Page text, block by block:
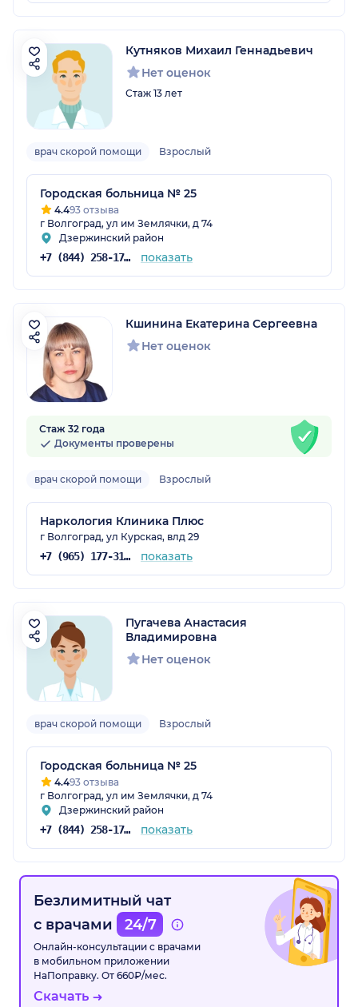
Кутняков Михаил Геннадьевич
Нет оценок
Стаж 13 лет
врач скорой помощи Взрослый
Городская больница № 25
4.493 отзыва
г Волгоград, ул им Землячки, д 74
Дзержинский район
+7 (844) 258-17-82 показать
Кшинина Екатерина Сергеевна
Нет оценок
Стаж 32 года
Документы проверены
врач скорой помощи Взрослый
Наркология Клиника Плюс
г Волгоград, ул Курская, влд 29
+7 (965) 177-31-35 показать
Пугачева Анастасия
Владимировна
Нет оценок
врач скорой помощи Взрослый
Городская больница № 25
4.493 отзыва
г Волгоград, ул им Землячки, д 74
Дзержинский район
+7 (844) 258-17-82 показать
Безлимитный чат
с врачами
24/7
Онлайн-консультации с врачами
в мобильном приложении
НаПоправку. От 660₽/мес.
Скачать